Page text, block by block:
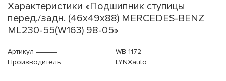
Характеристики «Подшипник ступицы
перед./задн. (46x49x88) MERCEDES-BENZ
ML230-55(W163) 98-05»
Артикул
WB-1172
Производитель
LYNXauto